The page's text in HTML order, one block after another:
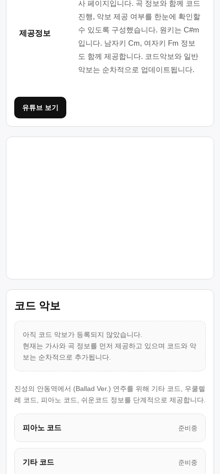
제공정보
사 페이지입니다. 곡 정보와 함께 코드
진행, 악보 제공 여부를 한눈에 확인할
수 있도록 구성했습니다. 원키는 C#m
입니다. 남자키 Cm, 여자키 Fm 정보
도 함께 제공합니다. 코드악보와 일반
악보는 순차적으로 업데이트됩니다.
유튜브 보기
코드 악보
아직 코드 악보가 등록되지 않았습니다.
현재는 가사와 곡 정보를 먼저 제공하고 있으며 코드와 악
보는 순차적으로 추가됩니다.
진성의 안동역에서 (Ballad Ver.) 연주를 위해 기타 코드, 우쿨렐
레 코드, 피아노 코드, 쉬운코드 정보를 단계적으로 제공합니다.
피아노 코드 준비중
기타 코드 준비중